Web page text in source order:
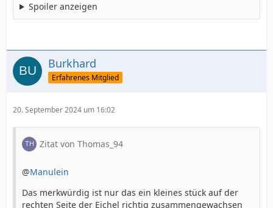
Spoiler anzeigen
Burkhard
Erfahrenes Mitglied
20. September 2024 um 16:02
Zitat von Thomas_94
@Manulein
Das merkwürdig ist nur das ein kleines stück auf der
rechten Seite der Eichel richtig zusammengewachsen